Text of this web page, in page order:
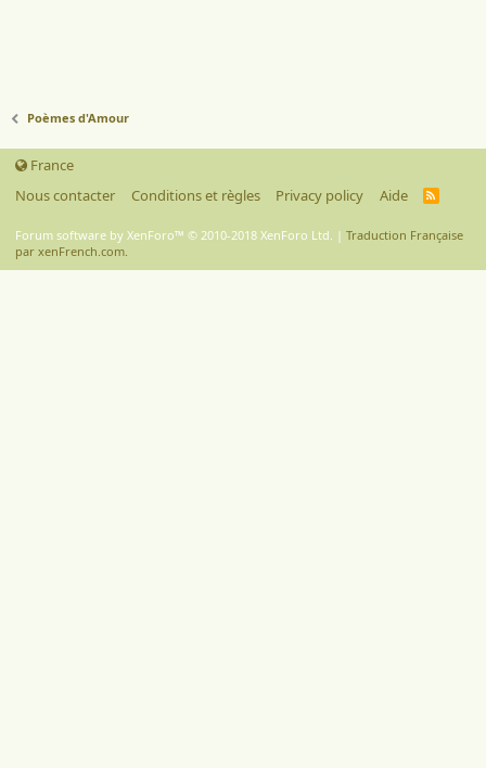
Poèmes d'Amour
France
Nous contacter
Conditions et règles Privacy policy Aide
R
Forum software by XenForo™ © 2010-2018 XenForo Ltd. | Traduction Française
par xenFrench.com.